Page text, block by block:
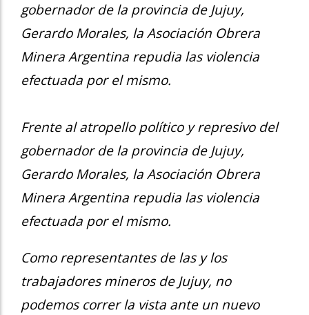
gobernador de la provincia de Jujuy,
Gerardo Morales, la Asociación Obrera
Minera Argentina repudia las violencia
efectuada por el mismo.
Frente al atropello político y represivo del
gobernador de la provincia de Jujuy,
Gerardo Morales, la Asociación Obrera
Minera Argentina repudia las violencia
efectuada por el mismo.
Como representantes de las y los
trabajadores mineros de Jujuy, no
podemos correr la vista ante un nuevo